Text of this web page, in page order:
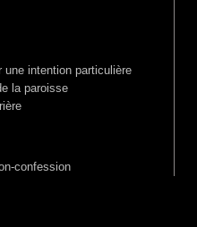
une intention particulière
la paroisse
confession